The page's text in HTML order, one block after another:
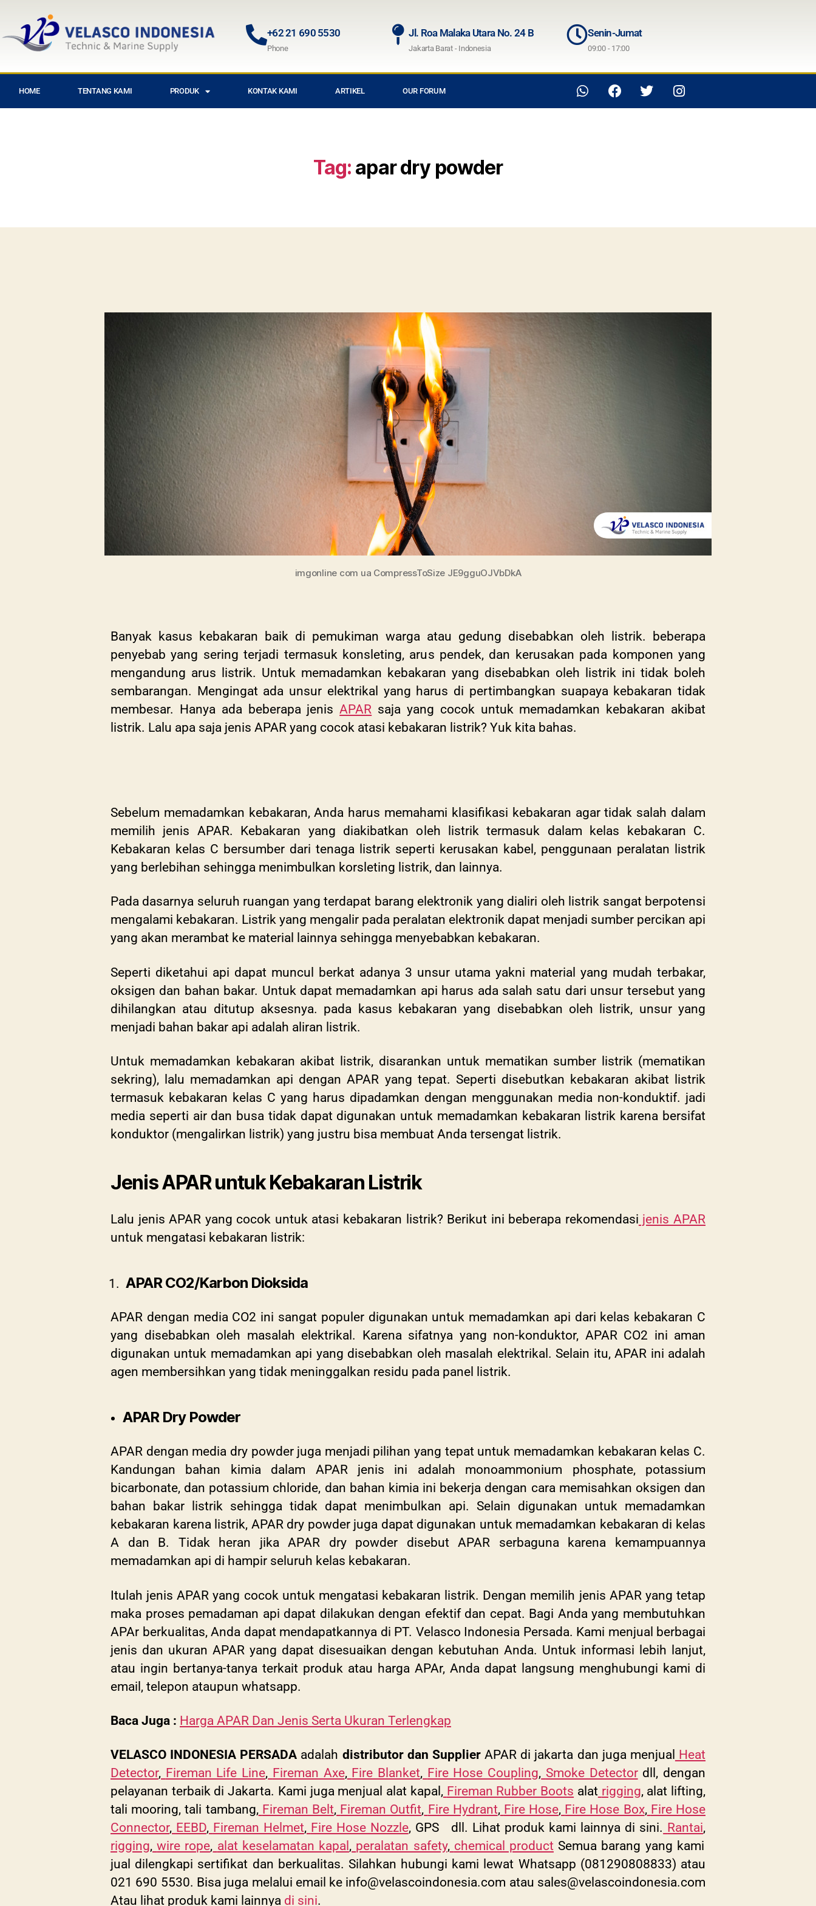
+62 21 690 5530
Phone
Jl. Roa Malaka Utara No. 24 B
Jakarta Barat - Indonesia
Senin-Jumat
09:00 - 17:00
HOME TENTANG KAMI PRODUK KONTAK KAMI ARTIKEL OUR FORUM
Tag: apar dry powder
imgonline com ua CompressToSize JE9gguOJVbDkA
Banyak kasus kebakaran baik di pemukiman warga atau gedung disebabkan oleh listrik. beberapa
penyebab yang sering terjadi termasuk konsleting, arus pendek, dan kerusakan pada komponen yang
mengandung arus listrik. Untuk memadamkan kebakaran yang disebabkan oleh listrik ini tidak boleh
sembarangan. Mengingat ada unsur elektrikal yang harus di pertimbangkan suapaya kebakaran tidak
membesar. Hanya ada beberapa jenisAPAR saja yang cocok untuk memadamkan kebakaran akibat
listrik. Lalu apa saja jenis APAR yang cocok atasi kebakaran listrik? Yuk kita bahas.
Sebelum memadamkan kebakaran, Anda harus memahami klasifikasi kebakaran agar tidak salah dalam
memilih jenis APAR. Kebakaran yang diakibatkan oleh listrik termasuk dalam kelas kebakaran C.
Kebakaran kelas C bersumber dari tenaga listrik seperti kerusakan kabel, penggunaan peralatan listrik
yang berlebihan sehingga menimbulkan korsleting listrik, dan lainnya.
Pada dasarnya seluruh ruangan yang terdapat barang elektronik yang dialiri oleh listrik sangat berpotensi
mengalami kebakaran. Listrik yang mengalir pada peralatan elektronik dapat menjadi sumber percikan api
yang akan merambat ke material lainnya sehingga menyebabkan kebakaran.
Seperti diketahui api dapat muncul berkat adanya 3 unsur utama yakni material yang mudah terbakar,
oksigen dan bahan bakar. Untuk dapat memadamkan api harus ada salah satu dari unsur tersebut yang
dihilangkan atau ditutup aksesnya. pada kasus kebakaran yang disebabkan oleh listrik, unsur yang
menjadi bahan bakar api adalah aliran listrik.
Untuk memadamkan kebakaran akibat listrik, disarankan untuk mematikan sumber listrik (mematikan
sekring), lalu memadamkan api dengan APAR yang tepat. Seperti disebutkan kebakaran akibat listrik
termasuk kebakaran kelas C yang harus dipadamkan dengan menggunakan media non-konduktif. jadi
media seperti air dan busa tidak dapat digunakan untuk memadamkan kebakaran listrik karena bersifat
konduktor (mengalirkan listrik) yang justru bisa membuat Anda tersengat listrik.
Jenis APAR untuk Kebakaran Listrik
Lalu jenis APAR yang cocok untuk atasi kebakaran listrik? Berikut ini beberapa rekomendasi jenis APAR
untuk mengatasi kebakaran listrik:
APAR CO2/Karbon Dioksida
APAR dengan media CO2 ini sangat populer digunakan untuk memadamkan api dari kelas kebakaran C
yang disebabkan oleh masalah elektrikal. Karena sifatnya yang non-konduktor, APAR CO2 ini aman
digunakan untuk memadamkan api yang disebabkan oleh masalah elektrikal. Selain itu, APAR ini adalah
agen membersihkan yang tidak meninggalkan residu pada panel listrik.
APAR Dry Powder
APAR dengan media dry powder juga menjadi pilihan yang tepat untuk memadamkan kebakaran kelas C.
Kandungan bahan kimia dalam APAR jenis ini adalah monoammonium phosphate, potassium
bicarbonate, dan potassium chloride, dan bahan kimia ini bekerja dengan cara memisahkan oksigen dan
bahan bakar listrik sehingga tidak dapat menimbulkan api. Selain digunakan untuk memadamkan
kebakaran karena listrik, APAR dry powder juga dapat digunakan untuk memadamkan kebakaran di kelas
A dan B. Tidak heran jika APAR dry powder disebut APAR serbaguna karena kemampuannya
memadamkan api di hampir seluruh kelas kebakaran.
Itulah jenis APAR yang cocok untuk mengatasi kebakaran listrik. Dengan memilih jenis APAR yang tetap
maka proses pemadaman api dapat dilakukan dengan efektif dan cepat. Bagi Anda yang membutuhkan
APAr berkualitas, Anda dapat mendapatkannya di PT. Velasco Indonesia Persada. Kami menjual berbagai
jenis dan ukuran APAR yang dapat disesuaikan dengan kebutuhan Anda. Untuk informasi lebih lanjut,
atau ingin bertanya-tanya terkait produk atau harga APAr, Anda dapat langsung menghubungi kami di
email, telepon ataupun whatsapp.
Baca Juga : Harga APAR Dan Jenis Serta Ukuran Terlengkap
VELASCO INDONESIA PERSADA adalah distributor dan SupplierAPAR di jakarta dan juga menjual Heat
Detector, Fireman Life Line, Fireman Axe, Fire Blanket, Fire Hose Coupling, Smoke Detectordll, dengan
pelayanan terbaik di Jakarta. Kami juga menjual alat kapal, Fireman Rubber Boots alat rigging, alat lifting,
tali mooring, tali tambang, Fireman Belt, Fireman Outfit, Fire Hydrant, Fire Hose, Fire Hose Box, Fire Hose
Connector, EEBD, Fireman Helmet, Fire Hose Nozzle, GPS dll. Lihat produk kami lainnya di sini. Rantai,
rigging, wire rope, alat keselamatan kapal , peralatan safety, chemical product Semua barang yang kami
jual dilengkapi sertifikat dan berkualitas. Silahkan hubungi kami lewat Whatsapp (081290808833) atau
021 690 5530. Bisa juga melalui email ke info@velascoindonesia.com atau sales@velascoindonesia.com
Atau lihat produk kami lainnya di sini.